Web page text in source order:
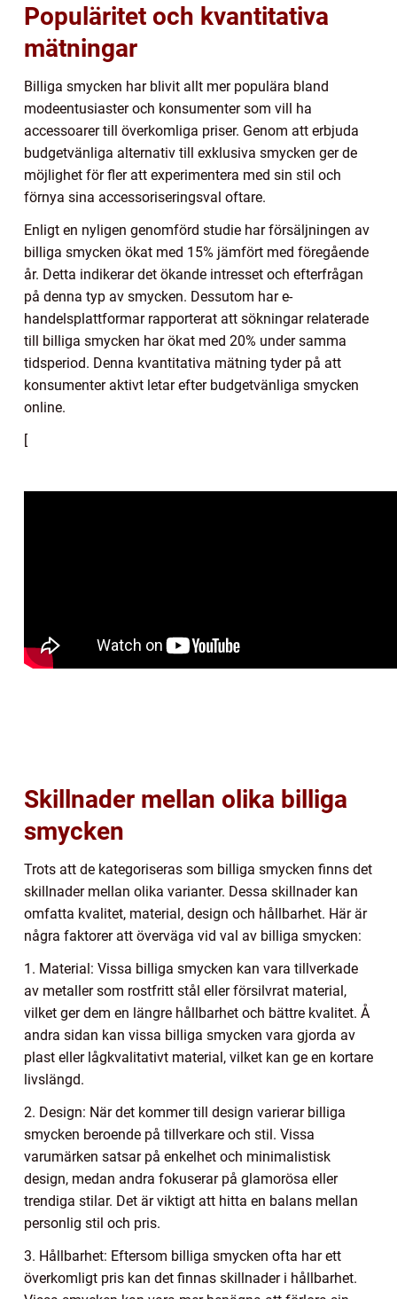
Populäritet och kvantitativa
mätningar
Billiga smycken har blivit allt mer populära bland
modeentusiaster och konsumenter som vill ha
accessoarer till överkomliga priser. Genom att erbjuda
budgetvänliga alternativ till exklusiva smycken ger de
möjlighet för fler att experimentera med sin stil och
förnya sina accessoriseringsval oftare.
Enligt en nyligen genomförd studie har försäljningen av
billiga smycken ökat med 15% jämfört med föregående
år. Detta indikerar det ökande intresset och efterfrågan
på denna typ av smycken. Dessutom har e-
handelsplattformar rapporterat att sökningar relaterade
till billiga smycken har ökat med 20% under samma
tidsperiod. Denna kvantitativa mätning tyder på att
konsumenter aktivt letar efter budgetvänliga smycken
online.
[
Skillnader mellan olika billiga
smycken
Trots att de kategoriseras som billiga smycken finns det
skillnader mellan olika varianter. Dessa skillnader kan
omfatta kvalitet, material, design och hållbarhet. Här är
några faktorer att överväga vid val av billiga smycken:
1. Material: Vissa billiga smycken kan vara tillverkade
av metaller som rostfritt stål eller försilvrat material,
vilket ger dem en längre hållbarhet och bättre kvalitet. Å
andra sidan kan vissa billiga smycken vara gjorda av
plast eller lågkvalitativt material, vilket kan ge en kortare
livslängd.
2. Design: När det kommer till design varierar billiga
smycken beroende på tillverkare och stil. Vissa
varumärken satsar på enkelhet och minimalistisk
design, medan andra fokuserar på glamorösa eller
trendiga stilar. Det är viktigt att hitta en balans mellan
personlig stil och pris.
3. Hållbarhet: Eftersom billiga smycken ofta har ett
överkomligt pris kan det finnas skillnader i hållbarhet.